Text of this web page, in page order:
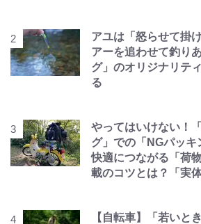
アユは「怒らせて掛
アーを追わせて釣り
グ」のオリジナリテ
る
やってはいけない！
グ」での「NGパッキ
快適につながる「荷
載のコツとは？「実体
【自転車】「若いと